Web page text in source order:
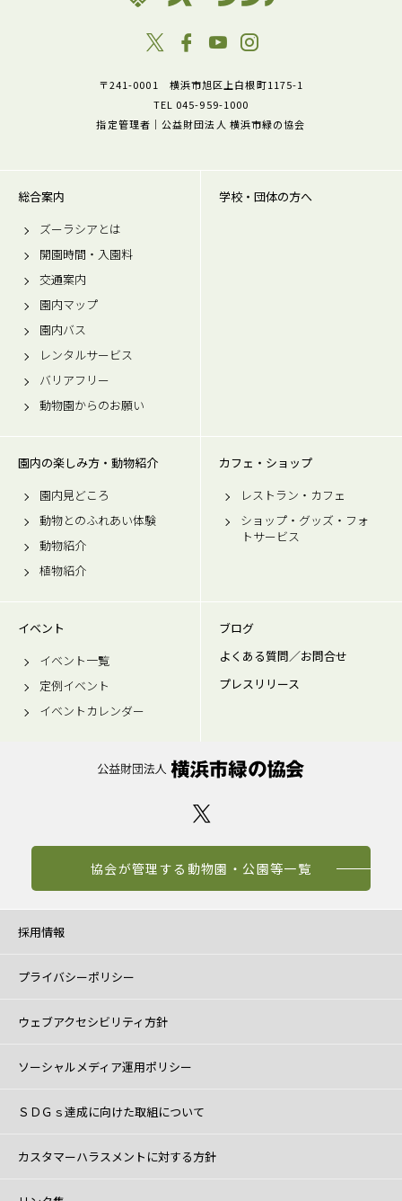
〒241-0001 横浜市旭区上白根町1175-1
TEL 045-959-1000
指定管理者｜公益財団法人 横浜市緑の協会
総合案内
ズーラシアとは
開園時間・入園料
交通案内
園内マップ
園内バス
レンタルサービス
バリアフリー
動物園からのお願い
学校・団体の方へ
園内の楽しみ方・動物紹介
園内見どころ
動物とのふれあい体験
動物紹介
植物紹介
カフェ・ショップ
レストラン・カフェ
ショップ・グッズ・フォ
トサービス
イベント
イベント一覧
定例イベント
イベントカレンダー
ブログ
よくある質問／お問合せ
プレスリリース
協会が管理する動物園・公園等一覧
採用情報
プライバシーポリシー
ウェブアクセシビリティ方針
ソーシャルメディア運用ポリシー
ＳＤＧｓ達成に向けた取組について
カスタマーハラスメントに対する方針